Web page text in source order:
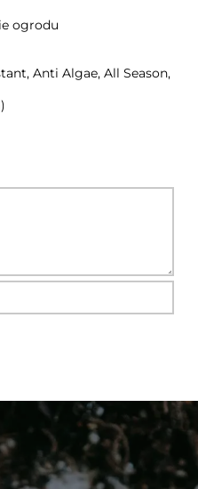
ogrodu
Anti Algae, All Season,